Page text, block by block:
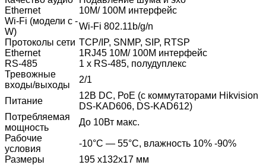
Ethernet
10M/ 100M интерфейс
Wi-Fi (модели с -
W)
Wi-Fi 802.11b/g/n
Протоколы сети TCP/IP, SNMP, SIP, RTSP
Ethernet
1RJ45 10M/ 100M интерфейс
RS-485
1 х RS-485, полудуплекс
Тревожные
входы/выходы
2/1
Питание
12В DC, РоЕ (с коммутаторами Hikvision
DS-KAD606, DS-KAD612)
Потребляемая
мощность
До 10Вт макс.
Рабочие
условия
-10°С — 55°С, влажность 10% -90%
Размеры
195 х132х17 мм